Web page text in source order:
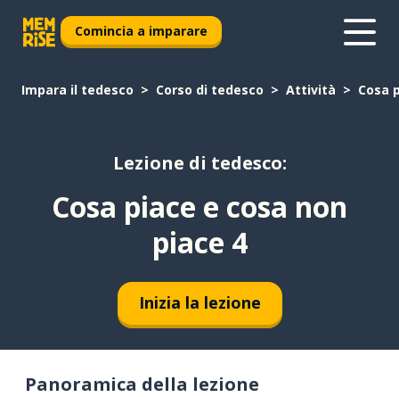
Comincia a imparare
Impara il tedesco Corso di tedesco Attività Cosa
Lezione di tedesco:
Cosa piace e cosa non
piace 4
Inizia la lezione
Panoramica della lezione